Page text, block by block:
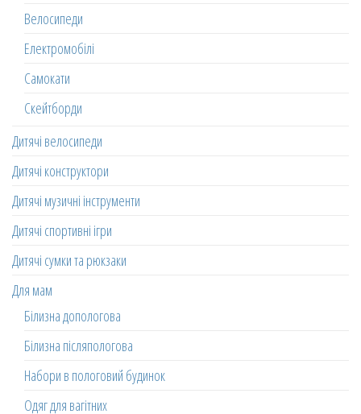
Велосипеди
Електромобілі
Самокати
Скейтборди
Дитячі велосипеди
Дитячі конструктори
Дитячі музичні інструменти
Дитячі спортивні ігри
Дитячі сумки та рюкзаки
Для мам
Білизна допологова
Білизна післяпологова
Набори в пологовий будинок
Одяг для вагітних